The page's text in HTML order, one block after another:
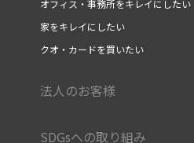
オフィス・事務所をキレイにしたい
家をキレイにしたい
クオ・カードを買いたい
法人のお客様
SDGsへの取り組み